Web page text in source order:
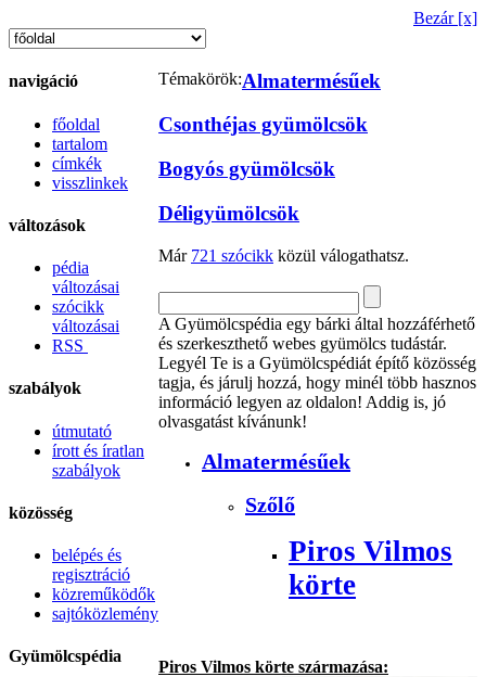
Bezár [x]
navigáció
főoldal
tartalom
címkék
visszlinkek
változások
pédia
változásai
szócikk
változásai
RSS
szabályok
útmutató
írott és íratlan
szabályok
közösség
belépés és
regisztráció
közreműködők
sajtóközlemény
Gyümölcspédia
Témakörök:Almatermésűek
Csonthéjas gyümölcsök
Bogyós gyümölcsök
Déligyümölcsök
Már 721 szócikk közül válogathatsz.
A Gyümölcspédia egy bárki által hozzáférhető
és szerkeszthető webes gyümölcs tudástár.
Legyél Te is a Gyümölcspédiát építő közösség
tagja, és járulj hozzá, hogy minél több hasznos
információ legyen az oldalon! Addig is, jó
olvasgatást kívánunk!
Almatermésűek
Szőlő
Piros Vilmos
körte
Piros Vilmos körte származása: